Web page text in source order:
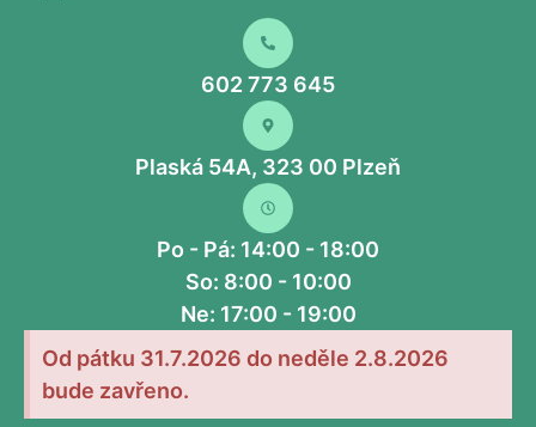
602 773 645
Plaská 54A, 323 00 Plzeň
Po - Pá: 14:00 - 18:00
So: 8:00 - 10:00
Ne: 17:00 - 19:00
Od pátku 31.7.2026 do neděle 2.8.2026
bude zavřeno.